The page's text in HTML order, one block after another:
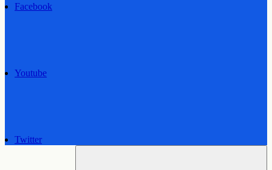
Facebook
Youtube
Twitter